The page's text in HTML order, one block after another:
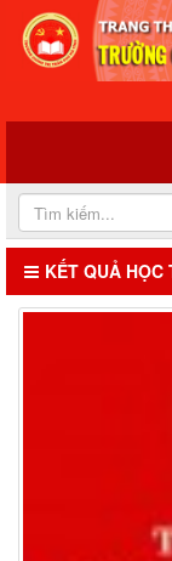
KẾT QUẢ HỌC